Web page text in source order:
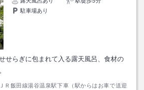
駐車場あり
せらぎに包まれて入る露天風呂、食材の
Ｒ飯田線湯谷温泉駅下車（駅からはお車で送迎